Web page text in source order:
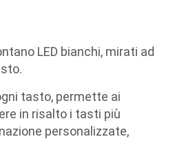
LED bianchi, mirati ad
tasto, permette ai
in risalto i tasti più
personalizzate,